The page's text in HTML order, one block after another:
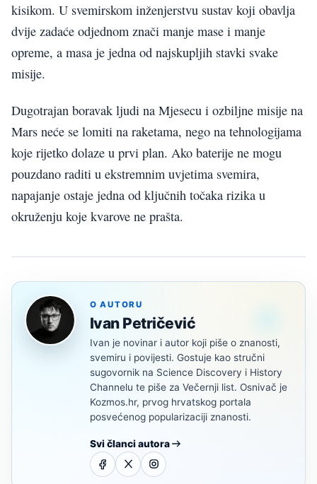
kisikom. U svemirskom inženjerstvu sustav koji obavlja
dvije zadaće odjednom znači manje mase i manje
opreme, a masa je jedna od najskupljih stavki svake
misije.
Dugotrajan boravak ljudi na Mjesecu i ozbiljne misije na
Mars neće se lomiti na raketama, nego na tehnologijama
koje rijetko dolaze u prvi plan. Ako baterije ne mogu
pouzdano raditi u ekstremnim uvjetima svemira,
napajanje ostaje jedna od ključnih točaka rizika u
okruženju koje kvarove ne prašta.
O AUTORU
Ivan Petričević
Ivan je novinar i autor koji piše o znanosti,
svemiru i povijesti. Gostuje kao stručni
sugovornik na Science Discovery i History
Channelu te piše za Večernji list. Osnivač je
Kozmos.hr, prvog hrvatskog portala
posvećenog popularizaciji znanosti.
Svi članci autora